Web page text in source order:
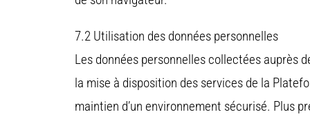
7.2 Utilisation des données personnelles
Les données personnelles collectées auprès
la mise à disposition des services de la
maintien d’un environnement sécurisé. Plus